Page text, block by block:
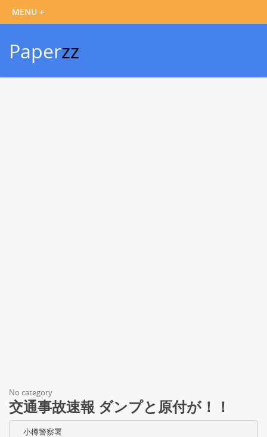
Paperzz
No category
交通事故速報 ダンプと原付が！！
小樽警察署